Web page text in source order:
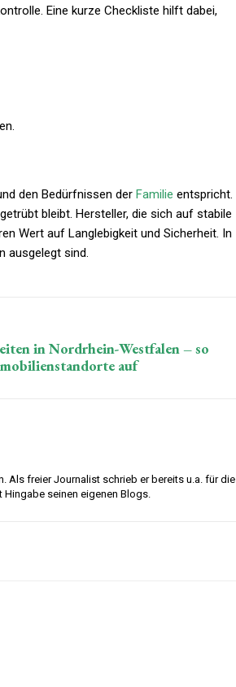
Eine kurze Checkliste hilft dabei,
den Bedürfnissen der Familie entspricht.
bleibt. Hersteller, die sich auf stabile
Wert auf Langlebigkeit und Sicherheit. In
ausgelegt sind.
in Nordrhein-Westfalen – so
auf
Als freier Journalist schrieb er bereits u.a. für die
Hingabe seinen eigenen Blogs.